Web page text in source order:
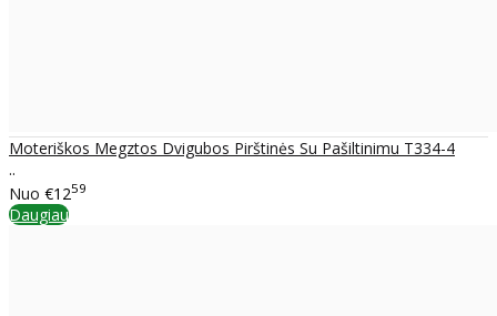
Moteriškos Megztos Dvigubos Pirštinės Su Pašiltinimu T334-4
..
Nuo €1259
Daugiau